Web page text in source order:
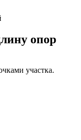
опор
участка.